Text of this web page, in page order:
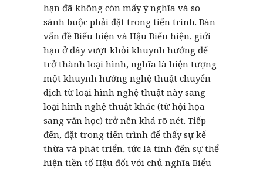
hạn đã không còn mấy ý nghĩa và so
sánh buộc phải đặt trong tiến trình. Bàn
vấn đề Biểu hiện và Hậu Biểu hiện, giới
hạn ở đây vượt khỏi khuynh hướng để
trở thành loại hình, nghĩa là hiện tượng
một khuynh hướng nghệ thuật chuyển
dịch từ loại hình nghệ thuật này sang
loại hình nghệ thuật khác (từ hội họa
sang văn học) trở nên khá rõ nét. Tiếp
đến, đặt trong tiến trình để thấy sự kế
thừa và phát triển, tức là tính đến sự thể
hiện tiền tố Hậu đối với chủ nghĩa Biểu